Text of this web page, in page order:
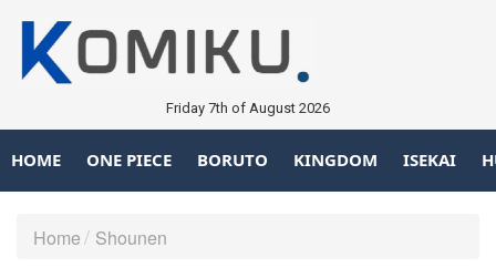
Friday 7th of August 2026
HOME ONE PIECE BORUTO KINGDOM ISEKAI
Home Shounen